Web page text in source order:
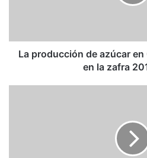
19%
La producción de azúcar
en la zafra